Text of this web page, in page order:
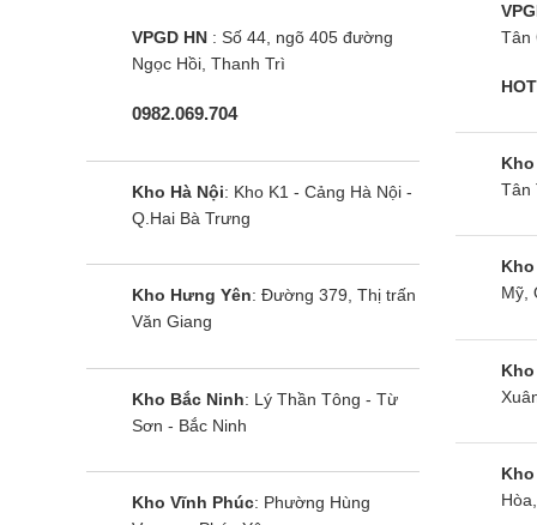
VPGD HN : Số 44, ngõ 405 đường
Ngọc Hồi, Thanh Trì
0982.069.704
Kho Hà Nội: Kho K1 - Cảng Hà Nội -
Q.Hai Bà Trưng
Kho Hưng Yên: Đường 379, Thị trấn
Văn Giang
Kho Bắc Ninh: Lý Thần Tông - Từ
Sơn - Bắc Ninh
Kho Vĩnh Phúc: Phường Hùng
Tân
Kho
Tân
Kho
Mỹ,
Kho